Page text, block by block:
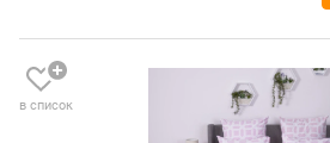
в список